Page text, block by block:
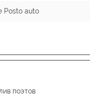
Posto auto
поэтов